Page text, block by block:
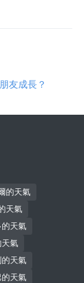
友成長？
的天氣
天氣
天氣
氣
天氣
天氣